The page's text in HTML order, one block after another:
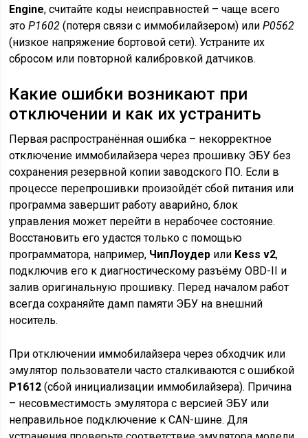
Engine, считайте коды неисправностей – чаще всего
этоP1602 (потеря связи с иммобилайзером) илиP0562
(низкое напряжение бортовой сети). Устраните их
сбросом или повторной калибровкой датчиков.
Какие ошибки возникают при
отключении и как их устранить
Первая распространённая ошибка – некорректное
отключение иммобилайзера через прошивку ЭБУ без
сохранения резервной копии заводского ПО. Если в
процессе перепрошивки произойдёт сбой питания или
программа завершит работу аварийно, блок
управления может перейти в нерабочее состояние.
Восстановить его удастся только с помощью
программатора, например, ЧипЛоудер или Kess v2,
подключив его к диагностическому разъёму OBD-II и
залив оригинальную прошивку. Перед началом работ
всегда сохраняйте дамп памяти ЭБУ на внешний
носитель.
При отключении иммобилайзера через обходчик или
эмулятор пользователи часто сталкиваются с ошибкой
P1612 (сбой инициализации иммобилайзера). Причина
– несовместимость эмулятора с версией ЭБУ или
неправильное подключение к CAN-шине. Для